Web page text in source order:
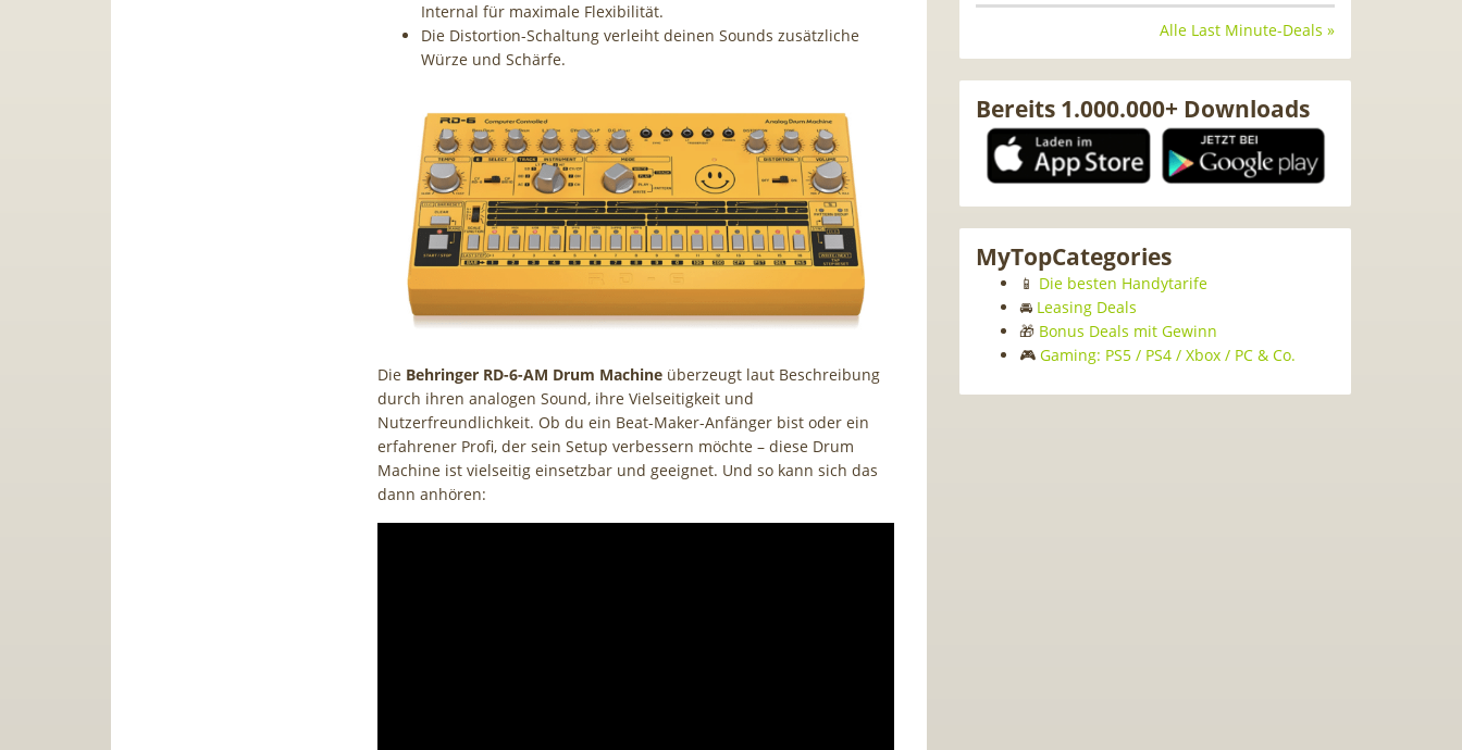
Internal für maximale Flexibilität.
Die Distortion-Schaltung verleiht deinen Sounds zusätzliche
Würze und Schärfe.
Die Behringer RD-6-AM Drum Machine überzeugt laut Beschreibung
durch ihren analogen Sound, ihre Vielseitigkeit und
Nutzerfreundlichkeit. Ob du ein Beat-Maker-Anfänger bist oder ein
erfahrener Profi, der sein Setup verbessern möchte – diese Drum
Machine ist vielseitig einsetzbar und geeignet. Und so kann sich das
dann anhören:
Alle Last Minute-Deals »
Bereits 1.000.000+ Downloads
MyTopCategories
📱 Die besten Handytarife
🚘 Leasing Deals
🎁 Bonus Deals mit Gewinn
🎮 Gaming: PS5 / PS4 / Xbox / PC & Co.